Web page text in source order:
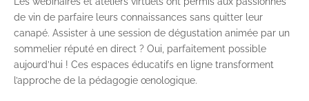
de vin de parfaire leurs connaissances sans quitter leur
canapé. Assister à une session de dégustation animée par un
sommelier réputé en direct ? Oui, parfaitement possible
aujourd’hui ! Ces espaces éducatifs en ligne transforment
l’approche de la pédagogie œnologique.